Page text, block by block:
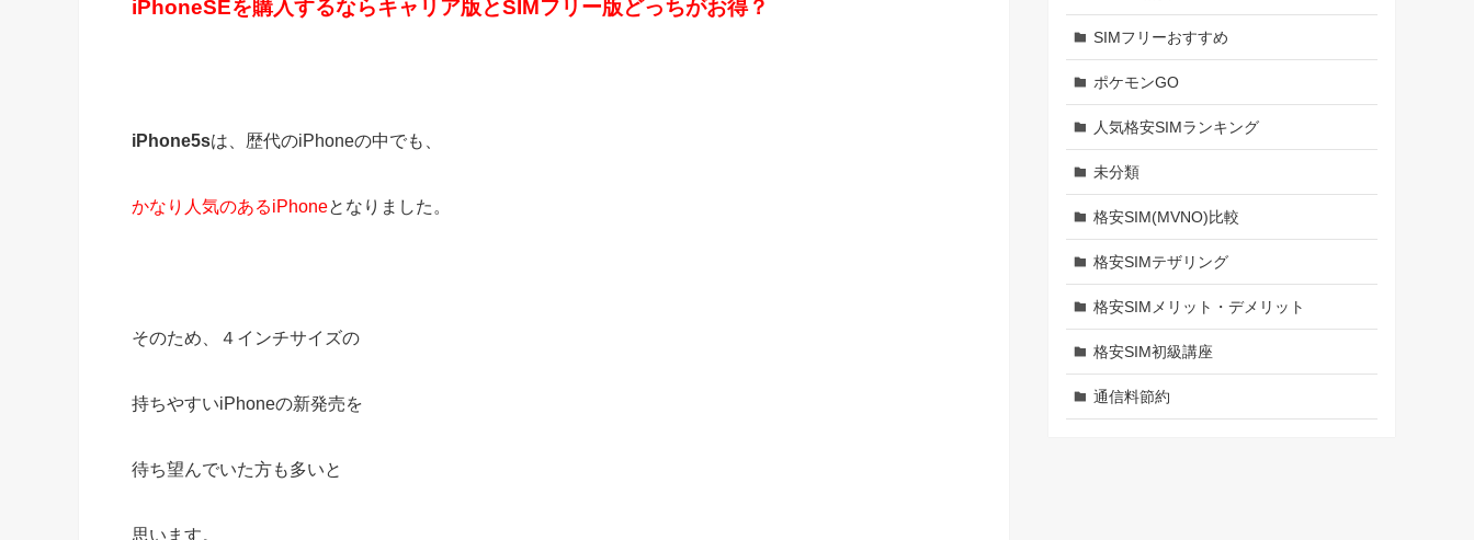
iPhoneSEを購入するならキャリア版とSIMフリー版どっちがお得？
iPhone5sは、歴代のiPhoneの中でも、
かなり人気のあるiPhoneとなりました。
そのため、４インチサイズの
持ちやすいiPhoneの新発売を
待ち望んでいた方も多いと
思います。
SIMフリーおすすめ
ポケモンGO
人気格安SIMランキング
未分類
格安SIM(MVNO)比較
格安SIMテザリング
格安SIMメリット・デメリット
格安SIM初級講座
通信料節約